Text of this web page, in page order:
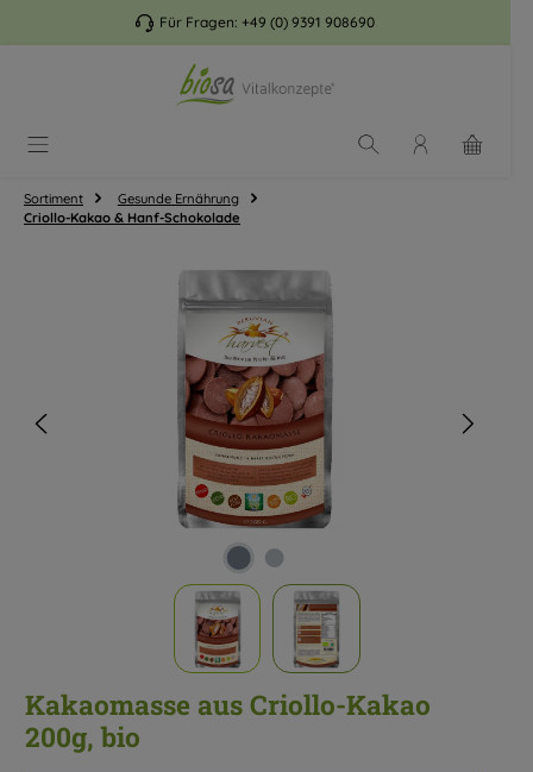
Zum Hauptinhalt springenFür Fragen: +49 (0) 9391 908690
Sortiment
Gesunde Ernährung
Criollo-Kakao & Hanf-Schokolade
Bildergalerie überspringen
Kakaomasse aus Criollo-Kakao
200g, bio